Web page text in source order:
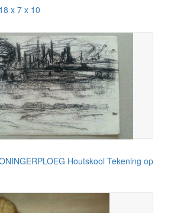
x 7 x 10
Houtskool Tekening op